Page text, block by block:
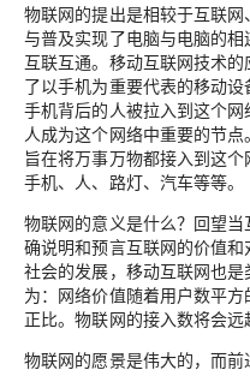
物联网的提出是相较于互联
与普及实现了电脑与电脑的
互联互通。移动互联网技术
了以手机为重要代表的移动
手机背后的人被拉入到这个网
人成为这个网络中重要的节点
旨在将万事万物都接入到这个
手机、人、路灯、汽车等等。
物联网的意义是什么？回望
确说明和预言互联网的价值
社会的发展，移动互联网也
为：网络价值随着用户数平
正比。物联网的接入数将会远
物联网的愿景是伟大的，而